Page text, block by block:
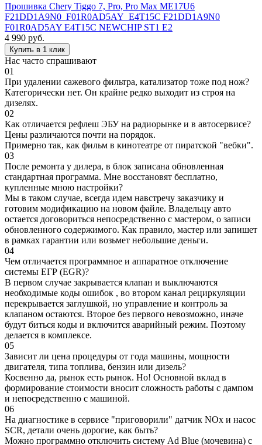
Прошивка Chery Tiggo 7, Pro, Pro Max ME17U6
F21DD1A9N0_F01R0AD5AY_E4T15C F21DD1A9N0
F01R0AD5AY E4T15C NEWCHIP ST1 E2
4 990 руб.
Купить в 1 клик
Нас часто спрашивают
01
При удалении сажевого фильтра, катализатор тоже под нож?
Категорически нет. Он крайне редко выходит из строя на
дизелях.
02
Как отличается рефлеш ЭБУ на радиорынке и в автосервисе?
Цены различаются почти на порядок.
Примерно так, как фильм в кинотеатре от пиратской "вебки".
03
После ремонта у дилера, в блок записана обновленная
стандартная программа. Мне восстановят бесплатно,
купленные мною настройки?
Мы в таком случае, всегда идем навстречу заказчику и
готовим модификацию на новом файле. Владельцу авто
остается договориться непосредственно с мастером, о записи
обновленного содержимого. Как правило, мастер или запишет
в рамках гарантии или возьмет небольшие деньги.
04
Чем отличается программное и аппаратное отключение
системы ЕГР (EGR)?
В первом случае закрывается клапан и выключаются
необходимые коды ошибок , во втором канал рециркуляции
перекрывается заглушкой, но управление и контроль за
клапаном остаются. Второе без первого невозможно, иначе
будут биться коды и включится аварийный режим. Поэтому
делается в комплексе.
05
Зависит ли цена процедуры от года машины, мощности
двигателя, типа топлива, бензин или дизель?
Косвенно да, рынок есть рынок. Но! Основной вклад в
формирование стоимости вносит сложность работы с дампом
и непосредственно с машиной.
06
На диагностике в сервисе "приговорили" датчик NOx и насос
SCR, детали очень дорогие, как быть?
Можно программно отключить систему Ad Blue (мочевина) с